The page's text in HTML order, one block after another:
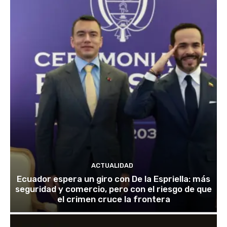
ACTUALIDAD
Ecuador espera un giro con De la Espriella: más
seguridad y comercio, pero con el riesgo de que
el crimen cruce la frontera